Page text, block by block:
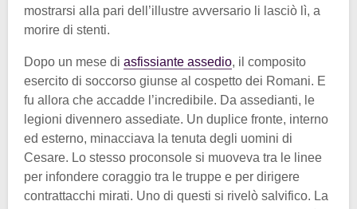
mostrarsi alla pari dell’illustre avversario li lasciò lì, a
morire di stenti.
Dopo un mese di asfissiante assedio, il composito
esercito di soccorso giunse al cospetto dei Romani. E
fu allora che accadde l’incredibile. Da assedianti, le
legioni divennero assediate. Un duplice fronte, interno
ed esterno, minacciava la tenuta degli uomini di
Cesare. Lo stesso proconsole si muoveva tra le linee
per infondere coraggio tra le truppe e per dirigere
contrattacchi mirati. Uno di questi si rivelò salvifico. La